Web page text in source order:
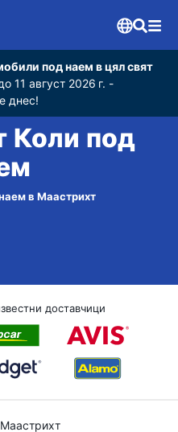
под наем в цял свят
11 август 2026 г. -
днес!
Коли под
в Маастрихт
доставчици